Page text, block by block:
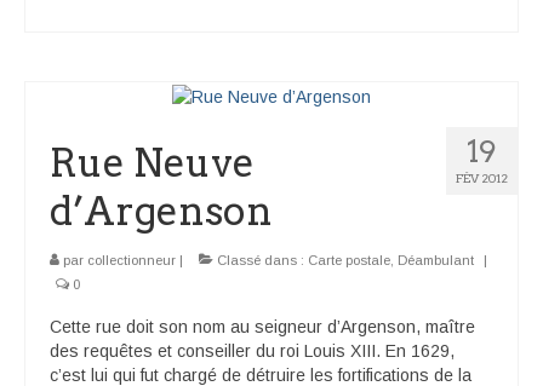
19
FÉV 2012
Rue Neuve
d’Argenson
par collectionneur | Classé dans : Carte postale Déambulant
|
0
Cette rue doit son nom au seigneur d’Argenson, maître
des requêtes et conseiller du roi Louis XIII. En 1629,
c’est lui qui fut chargé de détruire les fortifications de la